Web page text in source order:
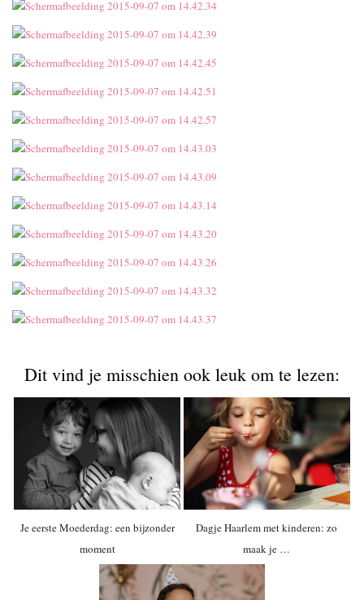
Dit vind je misschien ook leuk om te lezen:
Je eerste Moederdag: een bijzonder
moment
Dagje Haarlem met kinderen: zo
maak je …